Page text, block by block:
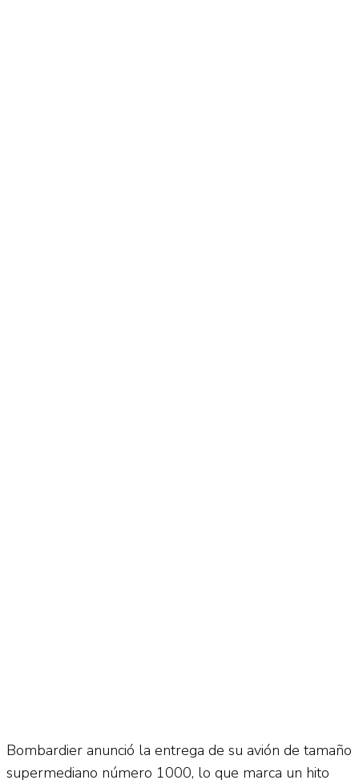
Bombardier anunció la entrega de su avión de tamaño
supermediano número 1000, lo que marca un hito